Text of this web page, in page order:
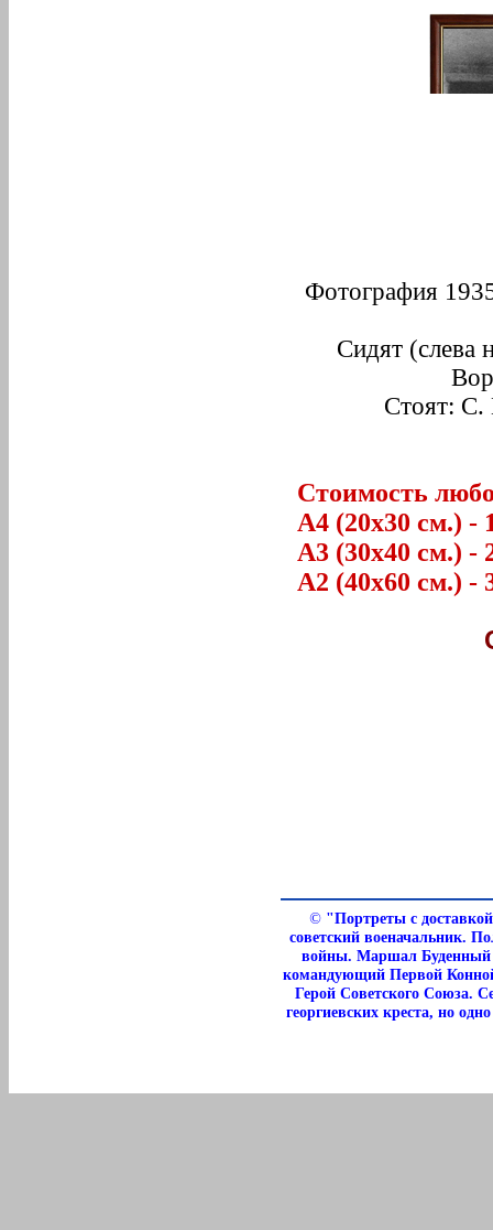
Фотография
Сидят (слева
Стоят:
Стоимость
А4 (20х30 см.) -
А3 (30х40 см.) -
А2 (40х60 см.) -
© "Портреты с
советский военачальник.
войны. Маршал Буденный
командующий Первой
Герой Советского Союза.
георгиевских креста, но